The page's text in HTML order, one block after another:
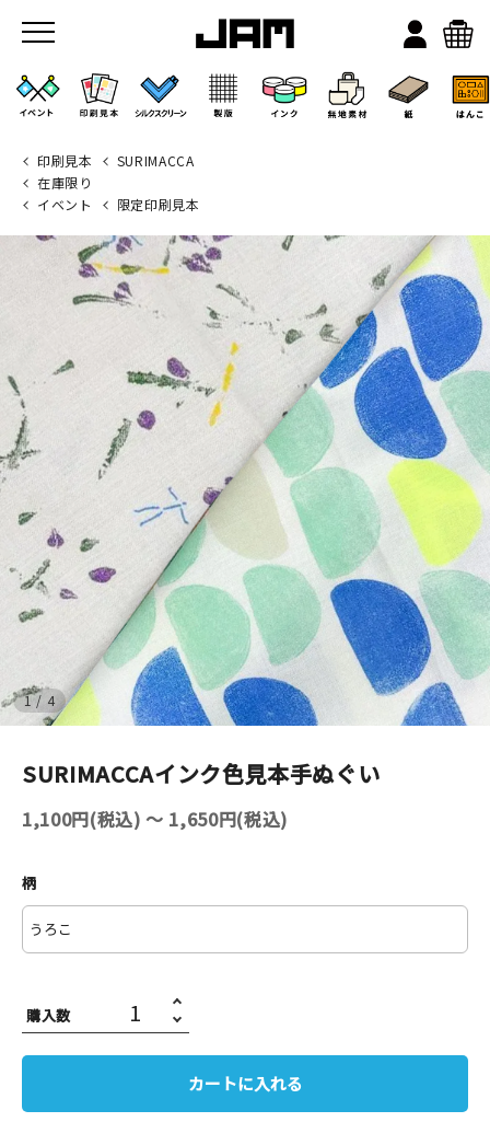
JAMのこと
イベント
印刷見本
シルクスクリーン
無地素材
本
文房具
JAMグッズ
台湾グッズ
在庫限り
印刷見本
SURIMACCA
在庫限り
イベント
限定印刷見本
1/ 4
SURIMACCAインク色見本手ぬぐい
1,100円(税込) 〜 1,650円(税込)
柄
購入数
カートに入れる